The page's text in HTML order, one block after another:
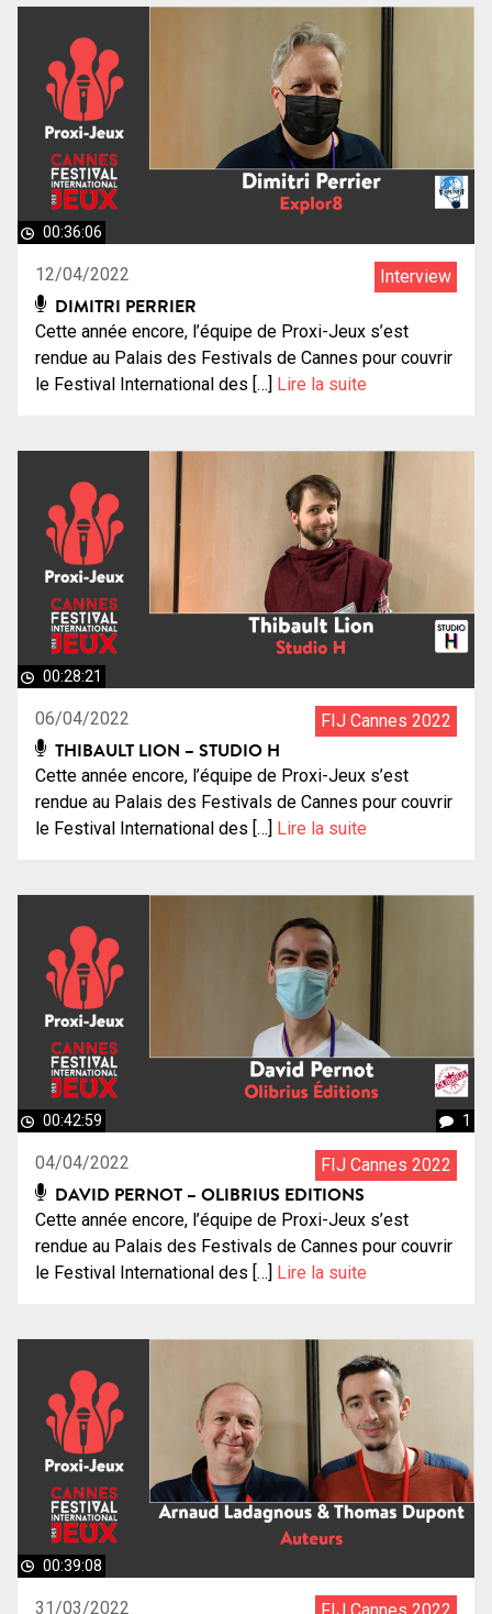
00:36:06
12/04/2022 Interview
DIMITRI PERRIER
Cette année encore, l’équipe de Proxi-Jeux s’est
rendue au Palais des Festivals de Cannes pour couvrir
le Festival International des […]
Lire la suite
00:28:21
06/04/2022 FIJ Cannes 2022
THIBAULT LION – STUDIO H
Cette année encore, l’équipe de Proxi-Jeux s’est
rendue au Palais des Festivals de Cannes pour couvrir
le Festival International des […]
Lire la suite
00:42:59 1
04/04/2022 FIJ Cannes 2022
DAVID PERNOT – OLIBRIUS EDITIONS
Cette année encore, l’équipe de Proxi-Jeux s’est
rendue au Palais des Festivals de Cannes pour couvrir
le Festival International des […]
Lire la suite
00:39:08
31/03/2022 FIJ Cannes 2022